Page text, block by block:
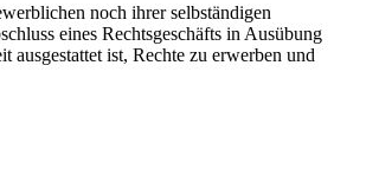
noch ihrer selbständigen
eines Rechtsgeschäfts in Ausübung
ausgestattet ist, Rechte zu erwerben und